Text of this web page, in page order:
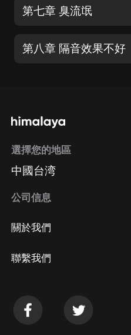
第七章 臭流氓
第八章 隔音效果不好
選擇您的地區
中國台湾
公司信息
關於我們
聯繫我們